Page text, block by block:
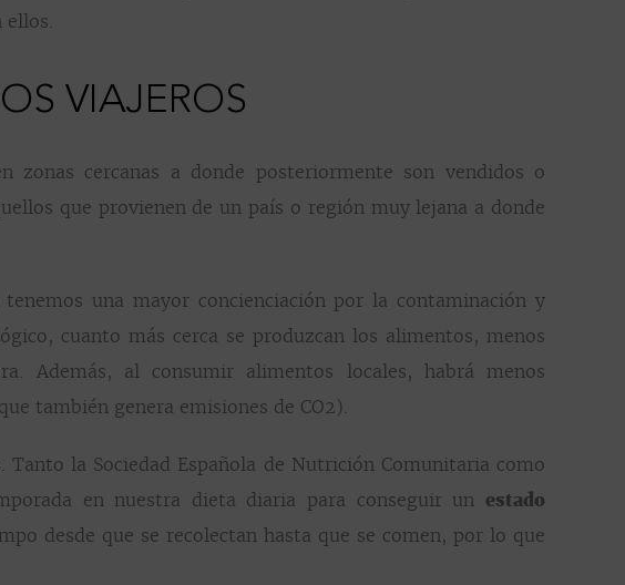
ellos.
VIAJEROS
zonas cercanas a donde posteriormente son vendidos o
que provienen de un país o región muy lejana a donde
una mayor concienciación por la contaminación y
cuanto más cerca se produzcan los alimentos, menos
Además, al consumir alimentos locales, habrá menos
también genera emisiones de CO2).
la Sociedad Española de Nutrición Comunitaria como
en nuestra dieta diaria para conseguir un estado
desde que se recolectan hasta que se comen, por lo que